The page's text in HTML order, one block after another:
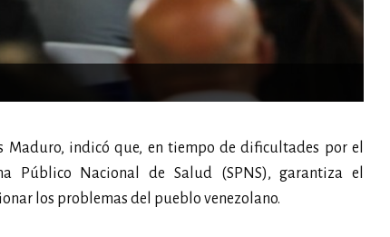
Maduro, indicó que, en tiempo de dificultades por el
Público Nacional de Salud (SPNS), garantiza el
los problemas del pueblo venezolano.